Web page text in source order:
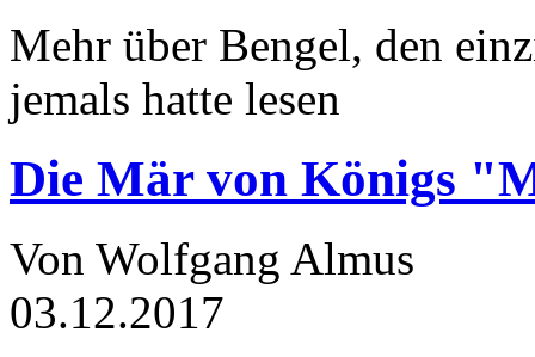
Mehr über Bengel, den
jemals hatte lesen
Die Mär von Königs
Von Wolfgang Almus
03.12.2017